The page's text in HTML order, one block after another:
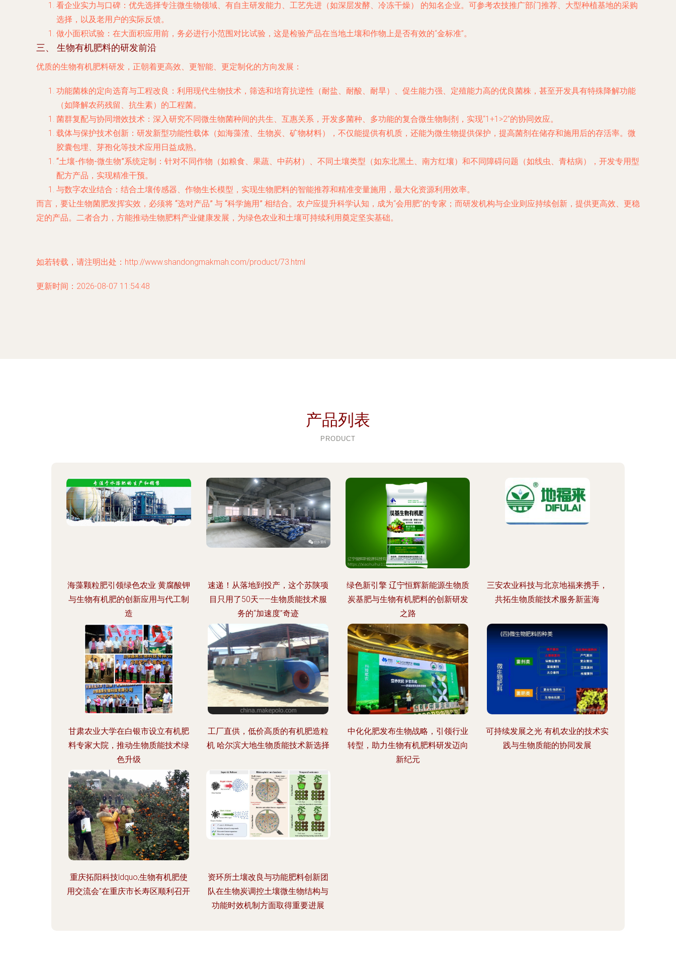
看企业实力与口碑 ：优先选择专注微生物领域、有自主研发能力、工艺先进（如深层发酵、冷冻干燥）
的知名企业。可参考农技推广部门推荐、大型种植基地的采购
选择，以及老用户的实际反馈。
做小面积试验 ：在大面积应用前，务必进行小范围对比试验，这是检验产品在当地土壤和作物上是否有效的“金标准”。
三、 生物有机肥料的研发前沿
优质的生物有机肥料研发，正朝着更高效、更智能、更定制化的方向发展：
功能菌株的定向选育与工程改良 ：利用现代生物技术，筛选和培育抗逆性（耐盐、耐酸、耐旱）、促生能力强、定殖能力高的优良菌株，甚至开发具有特殊降解功能
（如降解农药残留、抗生素）的工程菌。
菌群复配与协同增效技术 ：深入研究不同微生物菌种间的共生、互惠关系，开发多菌种、多功能的复合微生物制剂，实现“1+1>2”的协同效应。
载体与保护技术创新 ：研发新型功能性载体（如海藻渣、生物炭、矿物材料），不仅能提供有机质，还能为微生物提供保护，提高菌剂在储存和施用后的存活率。微
胶囊包埋、芽孢化等技术应用日益成熟。
“土壤-作物-微生物”系统定制 ：针对不同作物（如粮食、果蔬、中药材）、不同土壤类型（如东北黑土、南方红壤）和不同障碍问题（如线虫、青枯病），开发专用型
配方产品，实现精准干预。
与数字农业结合 ：结合土壤传感器、作物生长模型，实现生物肥料的智能推荐和精准变量施用，最大化资源利用效率。
而言 ，要让生物菌肥发挥实效，必须将 “选对产品” 与 “科学施用” 相结合。农户应提升科学认知，成为“会用肥”的专家；而研发机构与企业则应持续创新，提供更高效、更稳
定的产品。二者合力，方能推动生物肥料产业健康发展，为绿色农业和土壤可持续利用奠定坚实基础。
如若转载，请注明出处：http://www.shandongmakmah.com/product/73.html
更新时间：2026-08-07 11:54:48
产品列表
PRODUCT
海藻颗粒肥引领绿色农业 黄腐酸钾
与生物有机肥的创新应用与代工制
造
速递！从落地到投产，这个苏陕项
目只用了50天——生物质能技术服
务的“加速度”奇迹
绿色新引擎 辽宁恒辉新能源生物质
炭基肥与生物有机肥料的创新研发
之路
三安农业科技与北京地福来携手，
共拓生物质能技术服务新蓝海
甘肃农业大学在白银市设立有机肥
料专家大院，推动生物质能技术绿
色升级
工厂直供，低价高质的有机肥造粒
机 哈尔滨大地生物质能技术新选择
中化化肥发布生物战略，引领行业
转型，助力生物有机肥料研发迈向
新纪元
可持续发展之光 有机农业的技术实
践与生物质能的协同发展
重庆拓阳科技ldquo;生物有机肥使
用交流会”在重庆市长寿区顺利召开
资环所土壤改良与功能肥料创新团
队在生物炭调控土壤微生物结构与
功能时效机制方面取得重要进展